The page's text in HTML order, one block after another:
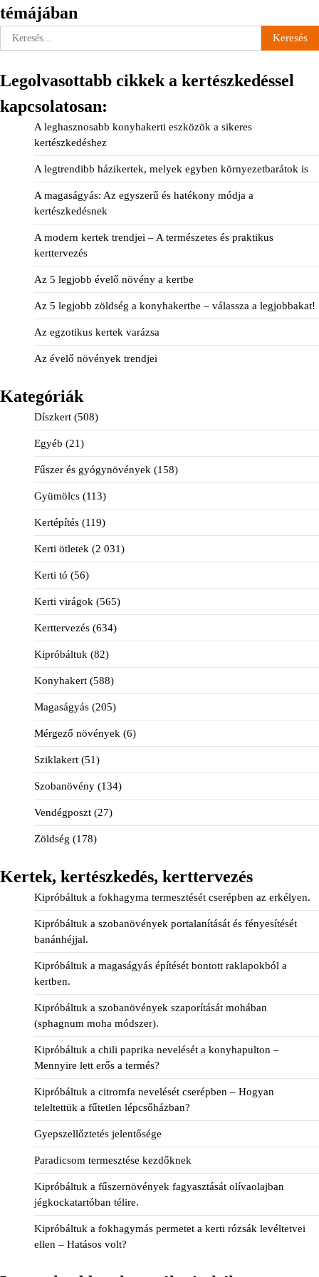
témájában
Keresés:
Legolvasottabb cikkek a kertészkedéssel
kapcsolatosan:
A leghasznosabb konyhakerti eszközök a sikeres
kertészkedéshez
A legtrendibb házikertek, melyek egyben környezetbarátok is
A magaságyás: Az egyszerű és hatékony módja a
kertészkedésnek
A modern kertek trendjei – A természetes és praktikus
kerttervezés
Az 5 legjobb évelő növény a kertbe
Az 5 legjobb zöldség a konyhakertbe – válassza a legjobbakat!
Az egzotikus kertek varázsa
Az évelő növények trendjei
Kategóriák
Díszkert (508)
Egyéb (21)
Fűszer és gyógynövények (158)
Gyümölcs (113)
Kertépítés (119)
Kerti ötletek (2 031)
Kerti tó (56)
Kerti virágok (565)
Kerttervezés (634)
Kipróbáltuk (82)
Konyhakert (588)
Magaságyás (205)
Mérgező növények (6)
Sziklakert (51)
Szobanövény (134)
Vendégposzt (27)
Zöldség (178)
Kertek, kertészkedés, kerttervezés
Kipróbáltuk a fokhagyma termesztését cserépben az erkélyen.
Kipróbáltuk a szobanövények portalanítását és fényesítését
banánhéjjal.
Kipróbáltuk a magaságyás építését bontott raklapokból a
kertben.
Kipróbáltuk a szobanövények szaporítását mohában
(sphagnum moha módszer).
Kipróbáltuk a chili paprika nevelését a konyhapulton –
Mennyire lett erős a termés?
Kipróbáltuk a citromfa nevelését cserépben – Hogyan
teleltettük a fűtetlen lépcsőházban?
Gyepszellőztetés jelentősége
Paradicsom termesztése kezdőknek
Kipróbáltuk a fűszernövények fagyasztását olívaolajban
jégkockatartóban télire.
Kipróbáltuk a fokhagymás permetet a kerti rózsák levéltetvei
ellen – Hatásos volt?